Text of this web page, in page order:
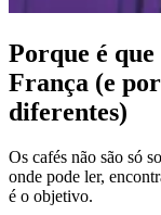
Porque é
França (e
diferentes)
Os cafés não são só
onde pode ler,
é o objetivo.